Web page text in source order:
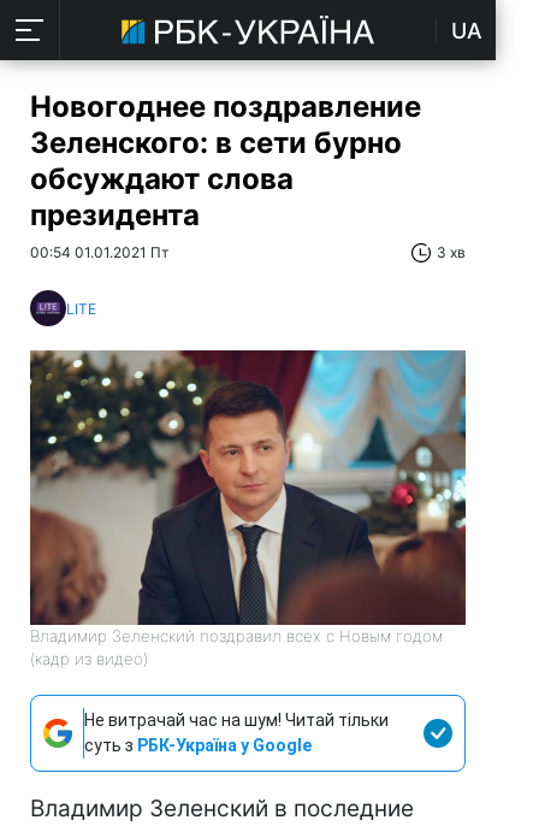
UA
Новогоднее поздравление
Зеленского: в сети бурно
обсуждают слова
президента
00:54 01.01.2021 Пт 3 хв
LITE
Владимир Зеленский поздравил всех с Новым годом
(кадр из видео)
Не витрачай час на шум! Читай тільки
суть з РБК-Україна у Google
Владимир Зеленский в последние